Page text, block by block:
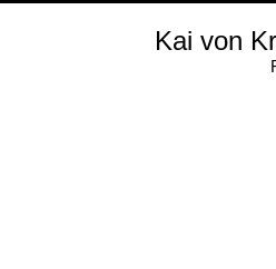
Kai von